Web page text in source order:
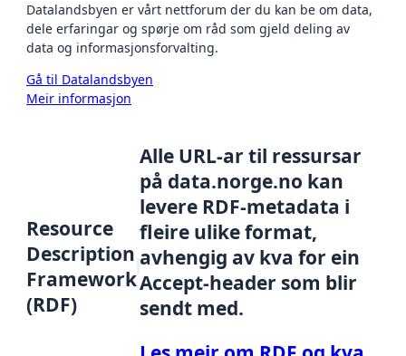
Datalandsbyen er vårt nettforum der du kan be om data,
dele erfaringar og spørje om råd som gjeld deling av
data og informasjonsforvalting.
Gå til Datalandsbyen
Meir informasjon
Resource
Description
Framework
(RDF)
Alle URL-ar til ressursar
på data.norge.no kan
levere RDF-metadata i
fleire ulike format,
avhengig av kva for ein
Accept-header som blir
sendt med.